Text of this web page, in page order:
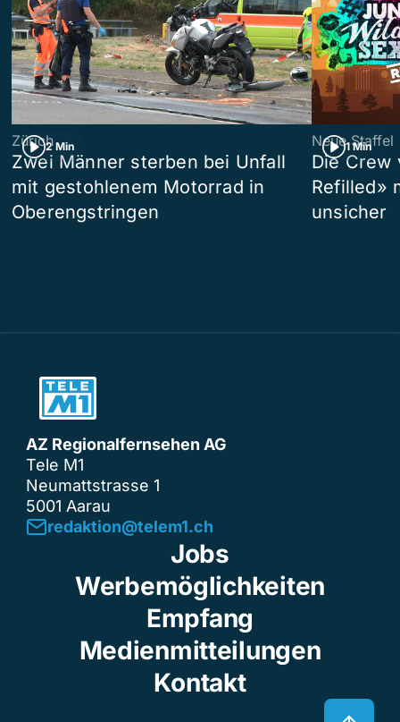
2 Min
Zürich
Zwei Männer sterben bei Unfall
mit gestohlenem Motorrad in
Oberengstringen
1 Min
Neue Staffel
Die Crew
Refilled»
unsicher
AZ Regionalfernsehen AG
Tele M1
Neumattstrasse 1
5001 Aarau
redaktion@telem1.ch
Jobs
Werbemöglichkeiten
Empfang
Medienmitteilungen
Kontakt